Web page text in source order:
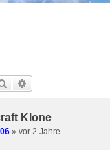
Suche
Klone
» vor 2 Jahre